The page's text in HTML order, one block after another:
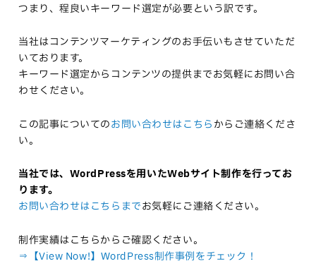
つまり、程良いキーワード選定が必要という訳です。
当社はコンテンツマーケティングのお手伝いもさせていただ
いております。
キーワード選定からコンテンツの提供までお気軽にお問い合
わせください。
この記事についてのお問い合わせはこちらからご連絡くださ
い。
当社では、WordPressを用いたWebサイト制作を行ってお
ります。
お問い合わせはこちらまでお気軽にご連絡ください。
制作実績はこちらからご確認ください。
⇒【View Now!】WordPress制作事例をチェック！